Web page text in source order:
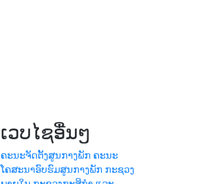
ເວບໄຊອື່ນໆ
ຄະນະຈັດຕັ້ງສູນກາງພັກ ຄະນະ
ໂຄສະນາອົບຮົມສູນກາງພັກ ກະຊວງ